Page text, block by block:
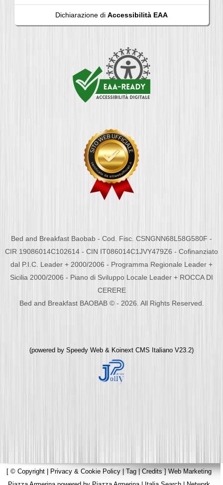
Dichiarazione di Accessibilità EAA
Bed and Breakfast Baobab - Cod. Fisc. CSNGNN68L58G580F -
CIR 19086014C102614 - CIN IT086014C1JVY479Z6 - Cofinanziato
dal P.I.C. Leader + 2000/2006 - Programma Regionale Leader +
Sicilia 2000/2006 - Piano di Sviluppo Locale Leader + ROCCA DI
CERERE
Bed and Breakfast BAOBAB © - 2026. All Rights Reserved.
(powered by Speedy Web & Koinext CMS Italiano V23.2)
[ © Copyright | Privacy & Cookie Policy | Tag|Credits]Web Marketing